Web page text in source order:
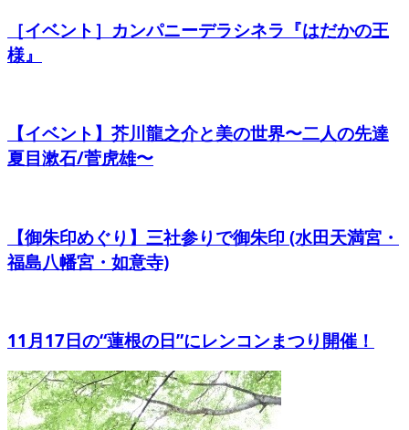
［イベント］カンパニーデラシネラ『はだかの王
様』
【イベント】芥川龍之介と美の世界〜二人の先達
夏目漱石/菅虎雄〜
【御朱印めぐり】三社参りで御朱印 (水田天満宮・
福島八幡宮・如意寺)
11月17日の“蓮根の日”にレンコンまつり開催！